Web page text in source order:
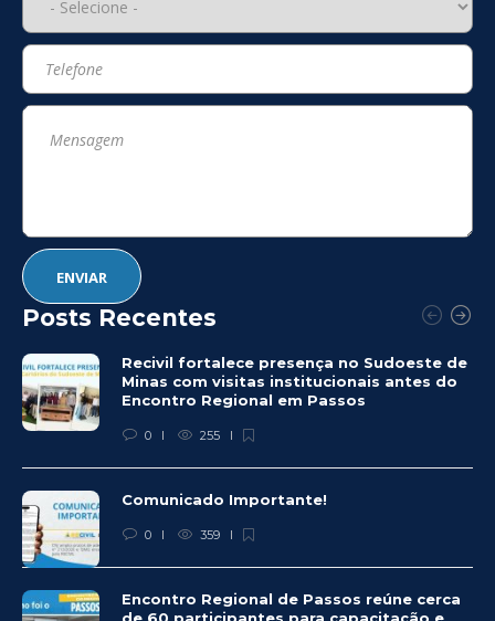
Posts Recentes
Recivil fortalece presença no Sudoeste de
Minas com visitas institucionais antes do
Encontro Regional em Passos
0 255
Comunicado Importante!
0 359
Encontro Regional de Passos reúne cerca